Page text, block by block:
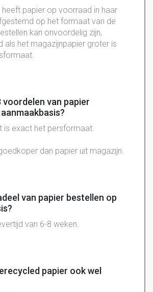
heeft papier op voorraad in haar
op het formaat van de
kan onvoordelig zijn,
als het magazijnpapier groter is
voordelen van papier
is exact het persformaat.
dan papier uit magazijn.
van papier bestellen op
van 6-8 weken.
papier ook wel